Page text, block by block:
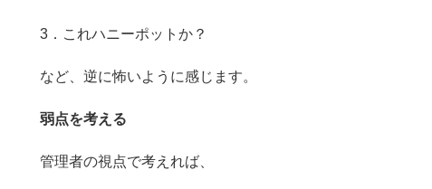
3．これハニーポットか？
など、逆に怖いように感じます。
弱点を考える
管理者の視点で考えれば、